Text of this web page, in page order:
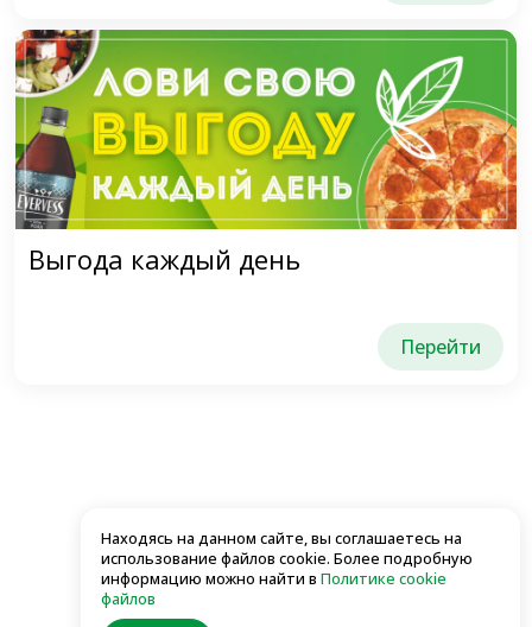
Выгода каждый день
Перейти
Находясь на данном сайте, вы соглашаетесь на
использование файлов cookie. Более подробную
информацию можно найти в Политике cookie
файлов